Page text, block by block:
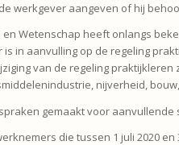
werkgever aangeven of hij
Wetenschap heeft onlangs
in aanvulling op de regeling
van de regeling
nijverheid,
gemaakt voor
die tussen 1 juli 2020